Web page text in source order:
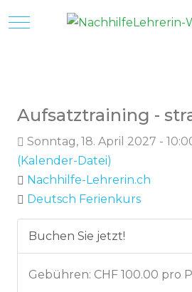
Mobile Menu Toggle
Aufsatztraining -
Sonntag, 18. April 2027 -
(Kalender-Datei)
Nachhilfe-Lehrerin.ch
Deutsch Ferienkurs
Buchen Sie jetzt!
Gebühren: CHF 100.00 pro